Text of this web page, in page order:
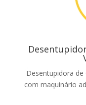
Desentupidora de
com maquinário